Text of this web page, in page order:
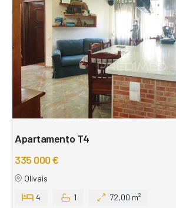
Apartamento T4
335 000 €
Olivais
4
1 72,00 m²